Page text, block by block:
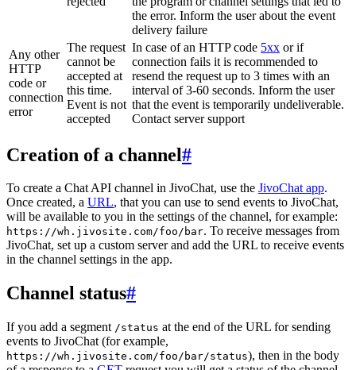
the error. Inform the user about the event
delivery failure
Any other
HTTP
code or
connection
error
The request
cannot be
accepted at
this time.
Event is not
accepted
In case of an HTTP code 5xx or if
connection fails it is recommended to
resend the request up to 3 times with an
interval of 3-60 seconds. Inform the user
that the event is temporarily undeliverable.
Contact server support
Creation of a channel#
To create a Chat API channel in JivoChat, use the JivoChat app.
Once created, a URL, that you can use to send events to JivoChat,
will be available to you in the settings of the channel, for example:
https://wh.jivosite.com/foo/bar. To receive messages from
JivoChat, set up a custom server and add the URL to receive events
in the channel settings in the app.
Channel status#
If you add a segment /status at the end of the URL for sending
events to JivoChat (for example,
https://wh.jivosite.com/foo/bar/status), then in the body